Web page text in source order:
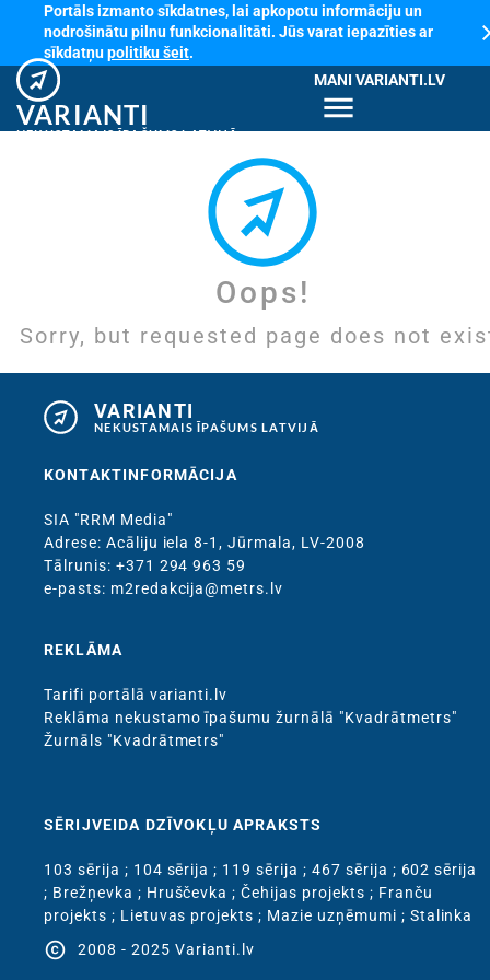
Portāls izmanto sīkdatnes, lai apkopotu informāciju un
nodrošinātu pilnu funkcionalitāti. Jūs varat iepazīties ar
sīkdatņupolitiku šeit.
VARIANTI
NEKUSTAMAIS ĪPAŠUMS LATVIJĀ
MANI VARIANTI.LV
menu
Oops!
Sorry, but requested page does not
VARIANTI
NEKUSTAMAIS ĪPAŠUMS LATVIJĀ
KONTAKTINFORMĀCIJA
SIA "RRM Media"
Adrese: Acāliju iela 8-1, Jūrmala, LV-2008
Тālrunis: +371 294 963 59
e-pasts: m2redakcija@metrs.lv
REKLĀMA
Tarifi portālā varianti.lv
Reklāma nekustamo īpašumu žurnālā "Kvadrātmetrs"
Žurnāls "Kvadrātmetrs"
SĒRIJVEIDA DZĪVOKĻU APRAKSTS
103 sērija ; 104 sērija ; 119 sērija ; 467 sērija ; 602 sērija
; Brežņevka ; Hruščevka ;Čehijas projekts ; Franču
projekts ; Lietuvas projekts ; Mazie uzņēmumi ; Stalinka
copyright 2008 - 2025 Varianti.lv